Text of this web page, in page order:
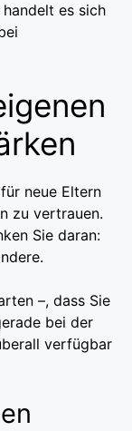
es sich
neue Eltern
zu vertrauen.
Sie daran:
–, dass Sie
bei der
verfügbar